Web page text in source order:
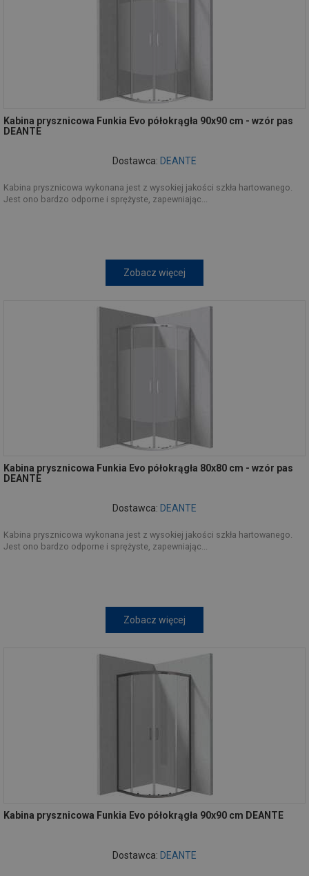
Kabina prysznicowa Funkia Evo półokrągła 90x90 cm - wzór pas
DEANTE
Dostawca: DEANTE
Kabina prysznicowa wykonana jest z wysokiej jakości szkła hartowanego.
Jest ono bardzo odporne i sprężyste, zapewniając...
Zobacz więcej
Kabina prysznicowa Funkia Evo półokrągła 80x80 cm - wzór pas
DEANTE
Dostawca: DEANTE
Kabina prysznicowa wykonana jest z wysokiej jakości szkła hartowanego.
Jest ono bardzo odporne i sprężyste, zapewniając...
Zobacz więcej
Kabina prysznicowa Funkia Evo półokrągła 90x90 cm DEANTE
Dostawca: DEANTE